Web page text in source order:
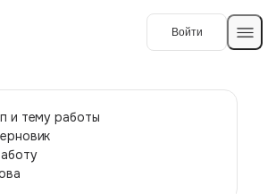
Войти
и тему работы